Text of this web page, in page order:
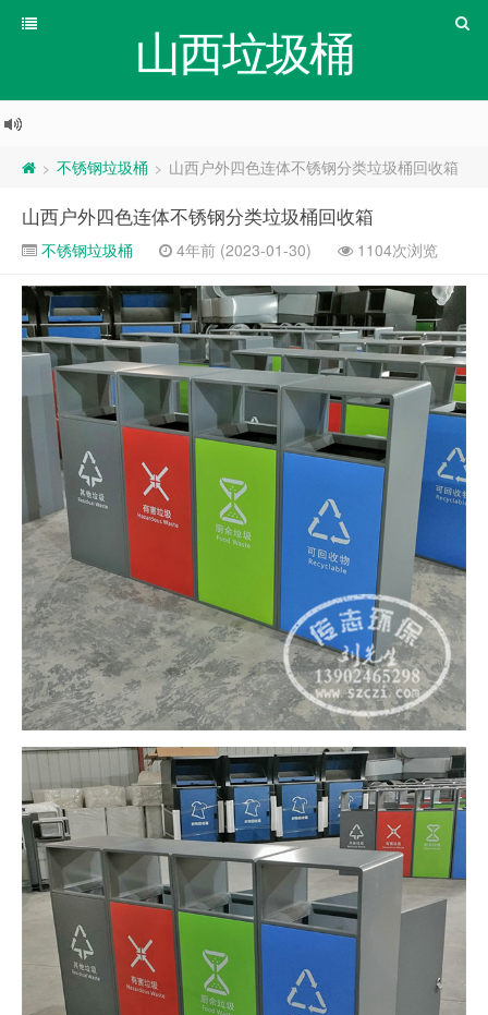
山西垃圾桶
> 不锈钢垃圾桶 > 山西户外四色连体不锈钢分类垃圾桶回收箱
山西户外四色连体不锈钢分类垃圾桶回收箱
不锈钢垃圾桶 4年前 (2023-01-30) 1104次浏览